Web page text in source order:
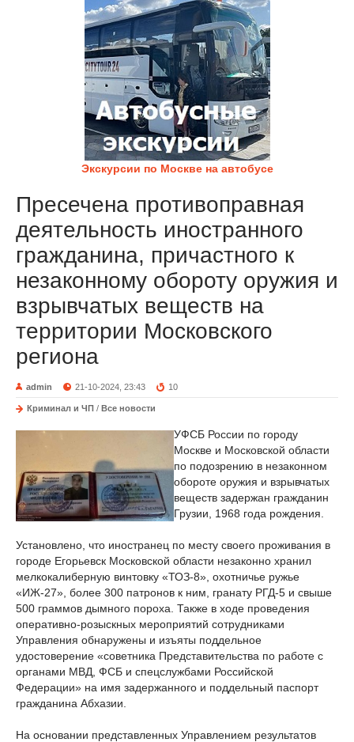
Экскурсии по Москве на автобусе
Пресечена противоправная
деятельность иностранного
гражданина, причастного к
незаконному обороту оружия и
взрывчатых веществ на
территории Московского
региона
admin 21-10-2024, 23:43 10
Криминал и ЧП / Все новости
УФСБ России по городу
Москве и Московской области
по подозрению в незаконном
обороте оружия и взрывчатых
веществ задержан гражданин
Грузии, 1968 года рождения.
Установлено, что иностранец по месту своего проживания в
городе Егорьевск Московской области незаконно хранил
мелкокалиберную винтовку «ТОЗ-8», охотничье ружье
«ИЖ-27», более 300 патронов к ним, гранату РГД-5 и свыше
500 граммов дымного пороха. Также в ходе проведения
оперативно-розыскных мероприятий сотрудниками
Управления обнаружены и изъяты поддельное
удостоверение «советника Представительства по работе с
органами МВД, ФСБ и спецслужбами Российской
Федерации» на имя задержанного и поддельный паспорт
гражданина Абхазии.
На основании представленных Управлением результатов